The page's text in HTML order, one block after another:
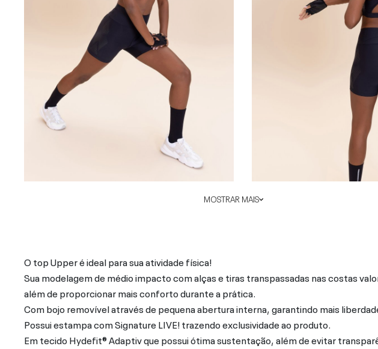
MOSTRAR MAIS
O top Upper é ideal para sua atividade física!
Sua modelagem de médio impacto com alças e tiras transpassadas nas costas
além de proporcionar mais conforto durante a prática.
Com bojo removível através de pequena abertura interna, garantindo mais
Possui estampa com Signature LIVE! trazendo exclusividade ao produto.
Em tecido Hydefit® Adaptiv que possui ótima sustentação, além de evitar